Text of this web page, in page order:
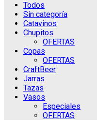
Todos
Sin categoría
Catavinos
Chupitos
OFERTAS
Copas
OFERTAS
CraftBeer
Jarras
Tazas
Vasos
Especiales
OFERTAS